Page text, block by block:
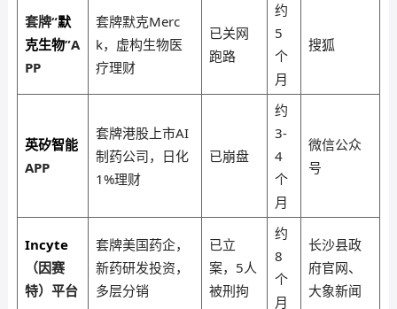
套牌“默
克生物”A
PP
套牌默克Merc
k，虚构生物医
疗理财
已关网
跑路
约
5
个
月
搜狐
英矽智能
APP
套牌港股上市AI
制药公司，日化
1%理财
已崩盘
约
3-
4
个
月
微信公众
号
Incyte
（因赛
特）平台
套牌美国药企，
新药研发投资，
多层分销
已立
案，5人
被刑拘
约
8
个
月
长沙县政
府官网、
大象新闻